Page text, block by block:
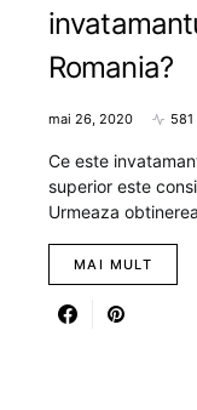
Romania?
mai 26, 2020
Ce este
superior este
Urmeaza
MAI MULT